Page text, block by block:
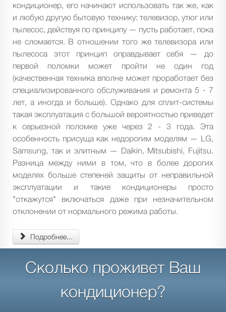
кондиционер, его начинают использовать так же, как
и любую другую бытовую технику: телевизор, утюг или
пылесос, действуя по принципу — пусть работает, пока
не сломается. В отношении того же телевизора или
пылесоса этот принцип оправдывает себя — до
первой поломки может пройти не один год
(качественная техника вполне может проработает без
специализированного обслуживания и ремонта 5 - 7
лет, а иногда и больше). Однако для сплит-системы
такая эксплуатация с большой вероятностью приведет
к серьезной поломке уже через 2 - 3 года. Эта
особенность присуща как недорогим моделям — LG,
Samsung, так и элитным — Daikin, Mitsubishi, Fujitsu.
Разница между ними в том, что в более дорогих
моделях больше степеней защиты от неправильной
эксплуатации и такие кондиционеры просто
"откажутся" включаться даже при незначительном
отклонении от нормального режима работы.
Подробнее...
Сколько проживет Ваш
кондиционер?